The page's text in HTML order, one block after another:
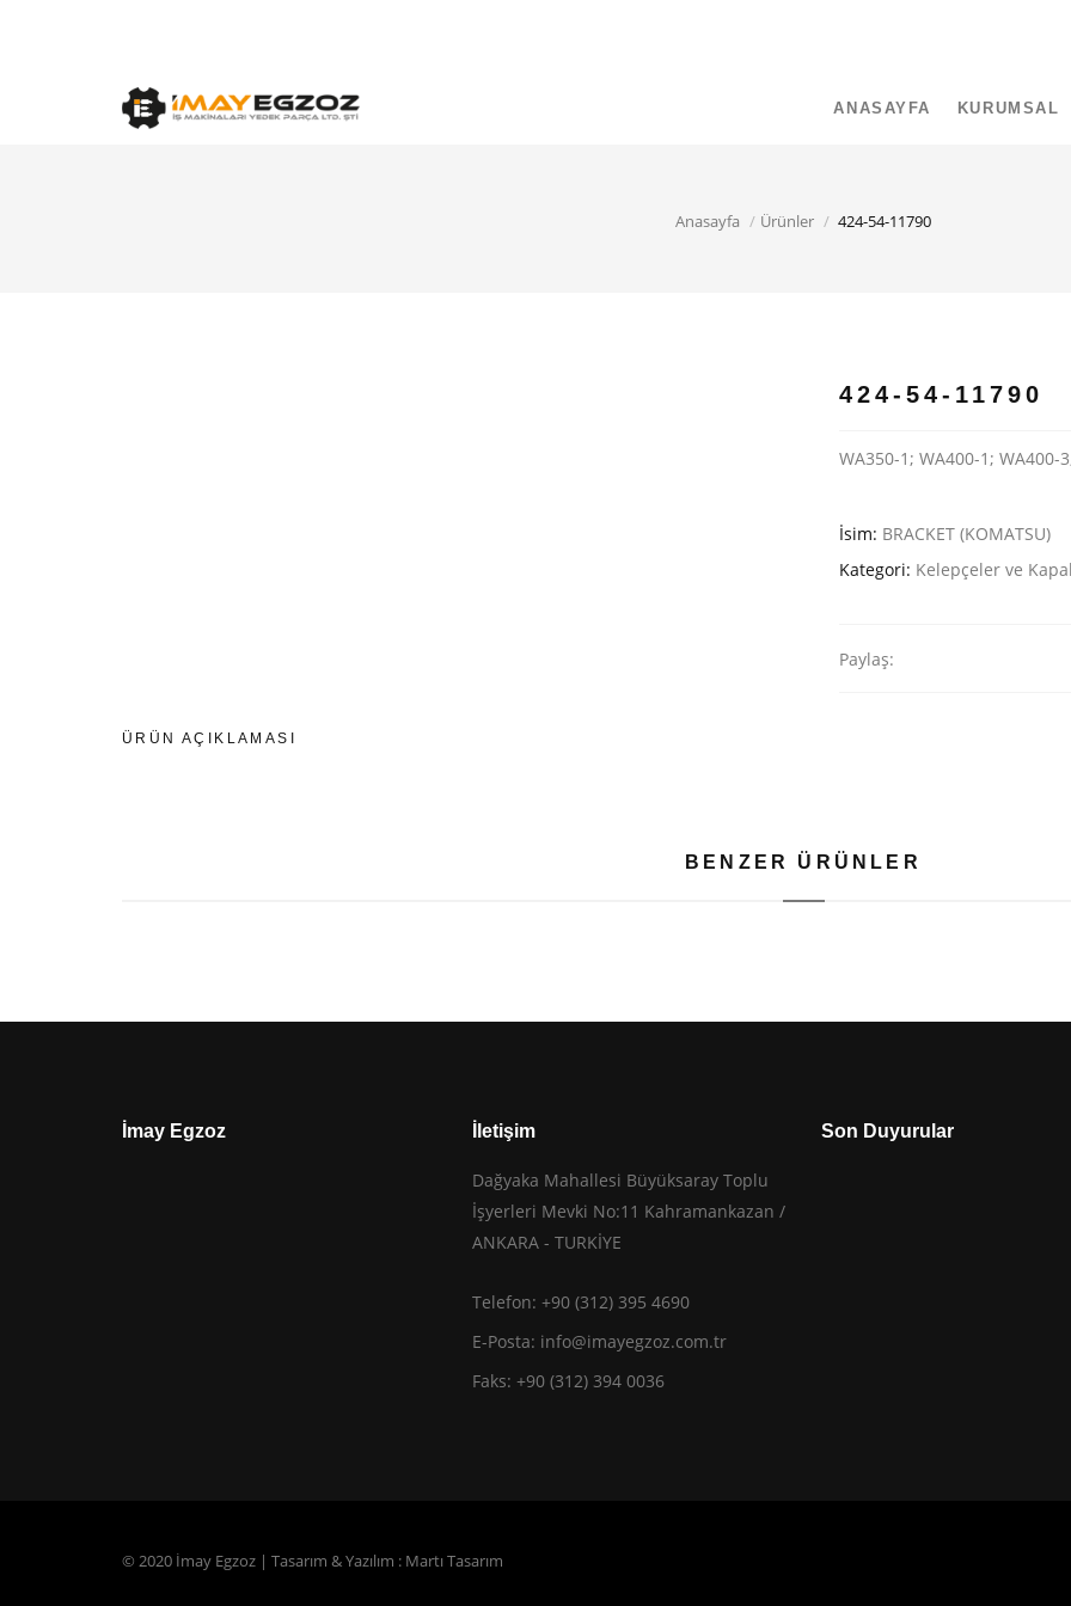
ANASAYFA KURUMSAL
Anasayfa Ürünler 424-54-11790
424-54-11790
WA350-1; WA400-1; WA400-
İsim: BRACKET (KOMATSU)
Kategori: Kelepçeler ve
Paylaş:
ÜRÜN AÇIKLAMASI
BENZER ÜRÜNLER
İmay Egzoz İletişim
Dağyaka Mahallesi Büyüksaray Toplu
İşyerleri Mevki No:11 Kahramankazan /
ANKARA - TURKİYE
Telefon: +90 (312) 395 4690
E-Posta: info@imayegzoz.com.tr
Faks: +90 (312) 394 0036
Son Duyurular
© 2020 İmay Egzoz | Tasarım & Yazılım : Martı Tasarım